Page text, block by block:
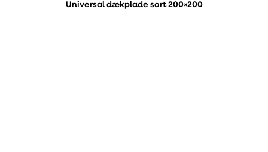
Universal dækplade sort 200×200